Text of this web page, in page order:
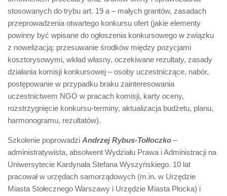
stosowanych do trybu art. 19 a – małych grantów, zasadach
przeprowadzenia otwartego konkursu ofert (jakie elementy
powinny być wpisane do ogłoszenia konkursowego w związku
z nowelizacją: przesuwanie środków między pozycjami
kosztorysowymi, wkład własny, oczekiwane rezultaty, zasady
działania komisji konkursowej – osoby uczestniczące, nabór,
postępowanie w przypadku braku zainteresowania
uczestnictwem NGO w pracach komisji, karty oceny,
rozstrzygnięcie konkursu-terminy, aktualizacja budżetu, planu,
harmonogramu, rezultatów).
Szkolenie poprowadzi Andrzej Rybus-Tołłoczko –
administratywista, absolwent Wydziału Prawa i Administracji na
Uniwersytecie Kardynała Stefana Wyszyńskiego. 10 lat
pracował w urzędach samorządowych (m.in. w Urzędzie
Miasta Stołecznego Warszawy i Urzędzie Miasta Płocka) i